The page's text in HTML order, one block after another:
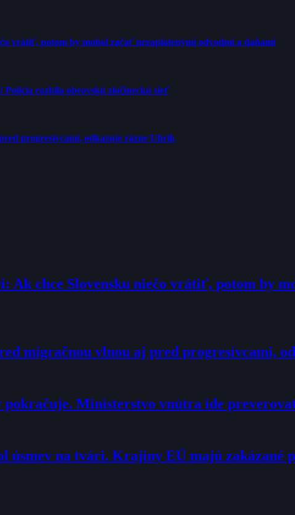
vrátiť, potom by mohol začať nezaplatenými odvodmi a daňami
Polícia rozbila obrovskú zločineckú sieť
progresívcami, odkazuje rázne Uhrík
Ak chce Slovensku niečo vrátiť, potom by
migračnou vlnou aj pred progresívcami,
Ministerstvo vnútra ide
úsmev na tvári. Krajiny EÚ majú zakázané